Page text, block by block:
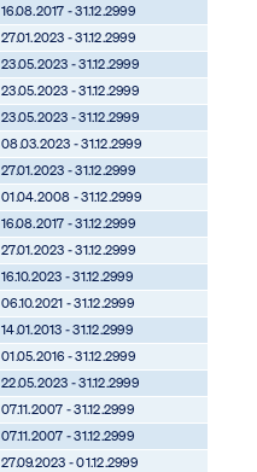
16.08.2017 - 31.12.2999
27.01.2023 - 31.12.2999
23.05.2023 - 31.12.2999
23.05.2023 - 31.12.2999
23.05.2023 - 31.12.2999
08.03.2023 - 31.12.2999
27.01.2023 - 31.12.2999
01.04.2008 - 31.12.2999
16.08.2017 - 31.12.2999
27.01.2023 - 31.12.2999
16.10.2023 - 31.12.2999
06.10.2021 - 31.12.2999
14.01.2013 - 31.12.2999
01.05.2016 - 31.12.2999
22.05.2023 - 31.12.2999
07.11.2007 - 31.12.2999
07.11.2007 - 31.12.2999
27.09.2023 - 01.12.2999